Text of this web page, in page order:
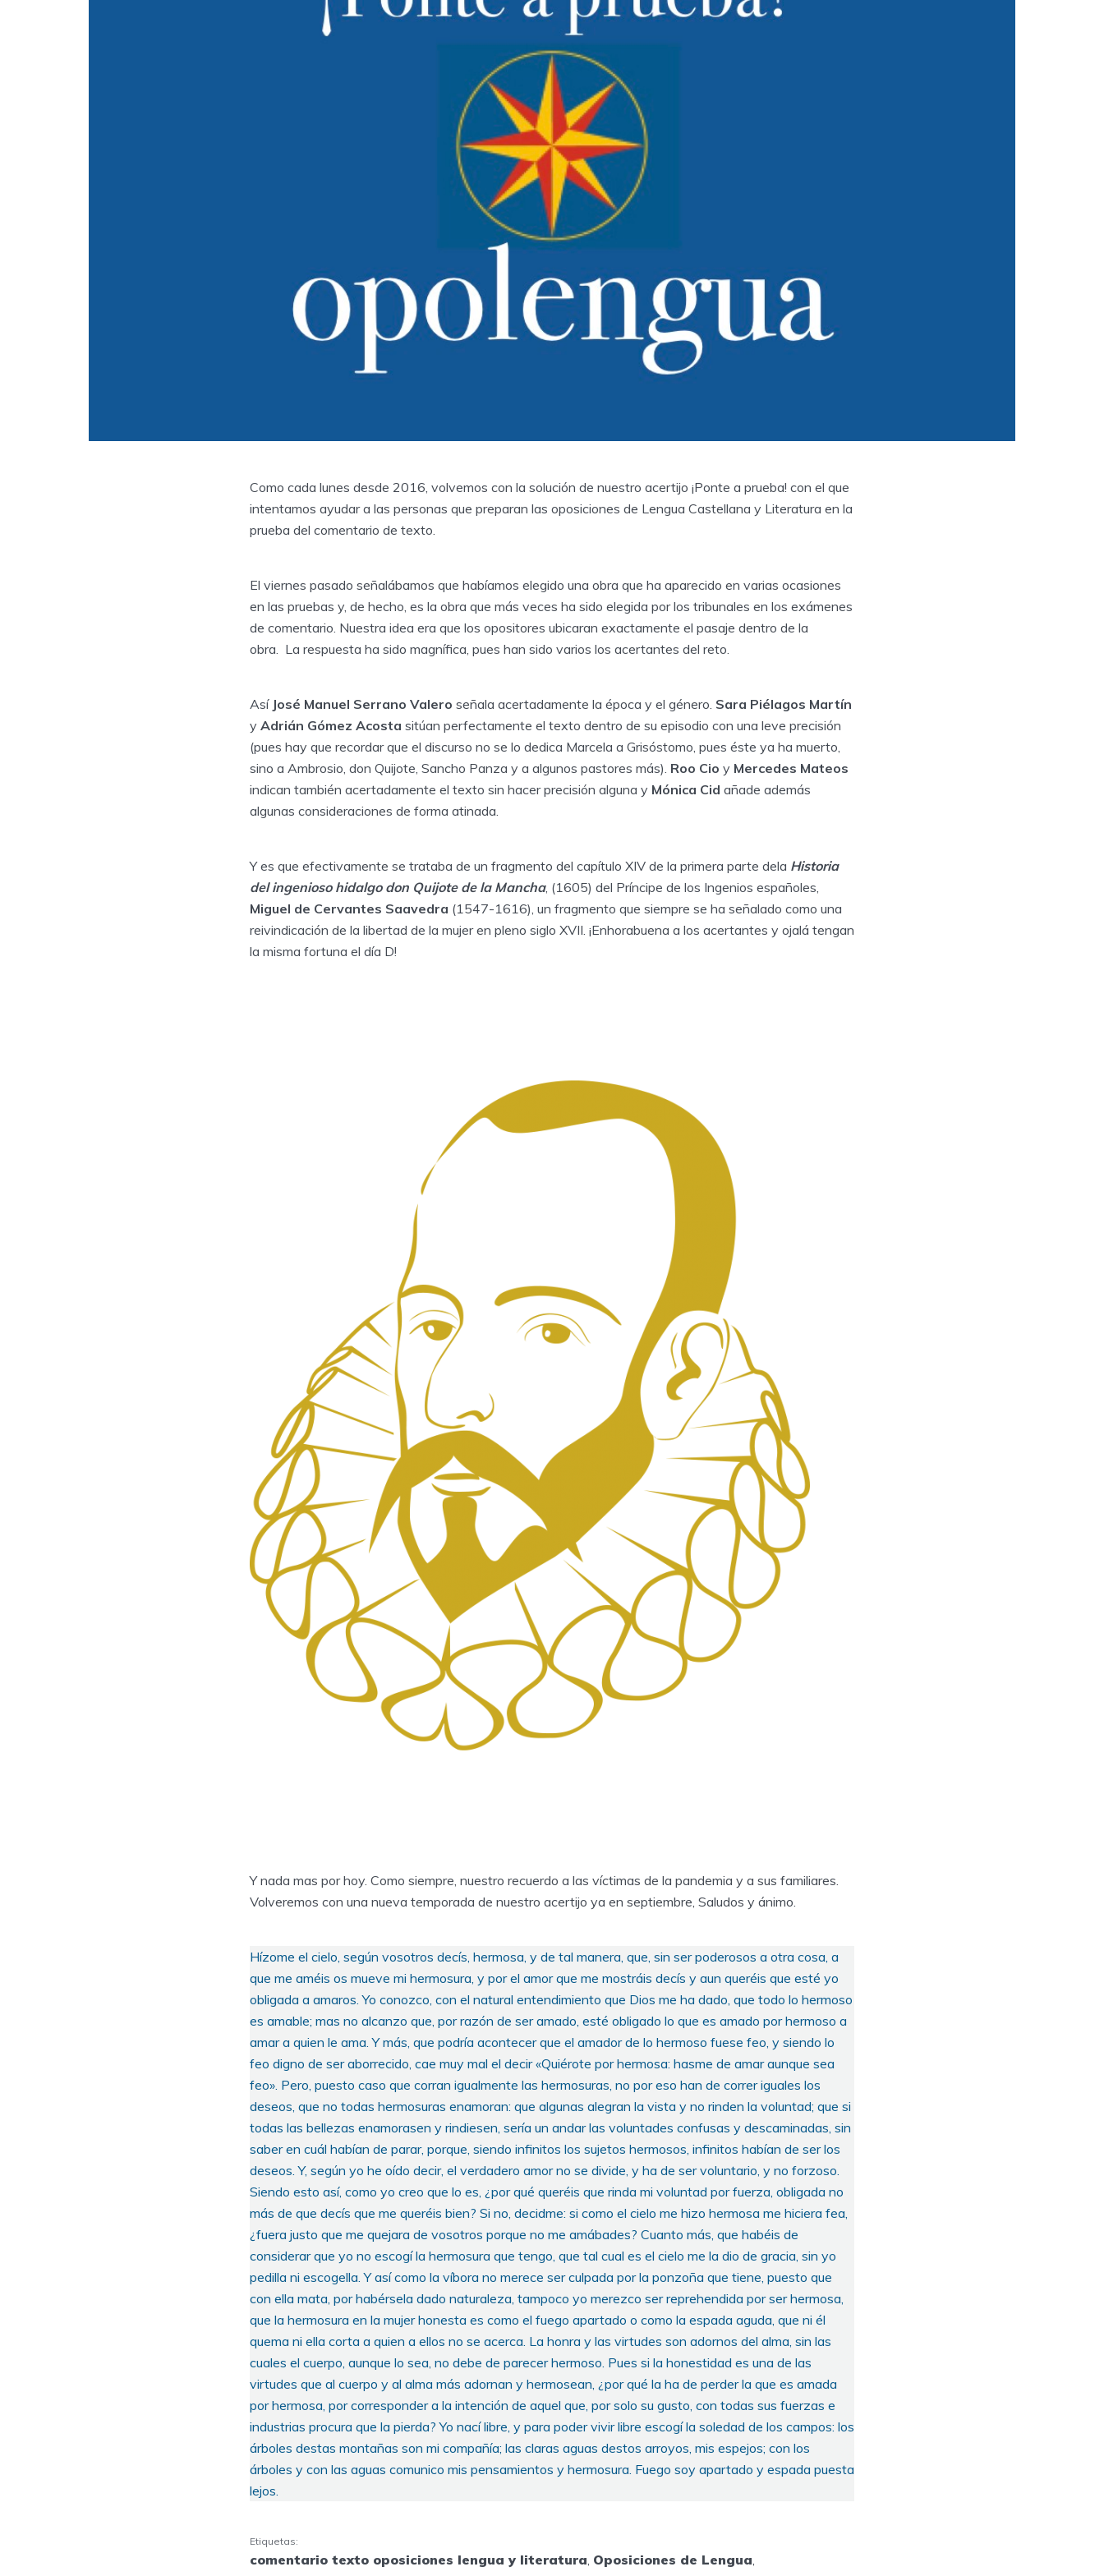
Como cada lunes desde 2016, volvemos con la solución de nuestro acertijo ¡Ponte a prueba! con el que
intentamos ayudar a las personas que preparan las oposiciones de Lengua Castellana y Literatura en la
prueba del comentario de texto.
El viernes pasado señalábamos que habíamos elegido una obra que ha aparecido en varias ocasiones
en las pruebas y, de hecho, es la obra que más veces ha sido elegida por los tribunales en los exámenes
de comentario. Nuestra idea era que los opositores ubicaran exactamente el pasaje dentro de la
obra. La respuesta ha sido magnífica, pues han sido varios los acertantes del reto.
Así José Manuel Serrano Valero señala acertadamente la época y el género. Sara Piélagos Martín
y Adrián Gómez Acosta sitúan perfectamente el texto dentro de su episodio con una leve precisión
(pues hay que recordar que el discurso no se lo dedica Marcela a Grisóstomo, pues éste ya ha muerto,
sino a Ambrosio, don Quijote, Sancho Panza y a algunos pastores más). Roo Cio y Mercedes Mateos
indican también acertadamente el texto sin hacer precisión alguna y Mónica Cid añade además
algunas consideraciones de forma atinada.
Y es que efectivamente se trataba de un fragmento del capítulo XIV de la primera parte dela Historia
del ingenioso hidalgo don Quijote de la Mancha, (1605) del Príncipe de los Ingenios españoles,
Miguel de Cervantes Saavedra (1547-1616), un fragmento que siempre se ha señalado como una
reivindicación de la libertad de la mujer en pleno siglo XVII. ¡Enhorabuena a los acertantes y ojalá tengan
la misma fortuna el día D!
Y nada mas por hoy. Como siempre, nuestro recuerdo a las víctimas de la pandemia y a sus familiares.
Volveremos con una nueva temporada de nuestro acertijo ya en septiembre, Saludos y ánimo.
Hízome el cielo, según vosotros decís, hermosa, y de tal manera, que, sin ser poderosos a otra cosa, a
que me améis os mueve mi hermosura, y por el amor que me mostráis decís y aun queréis que esté yo
obligada a amaros. Yo conozco, con el natural entendimiento que Dios me ha dado, que todo lo hermoso
es amable; mas no alcanzo que, por razón de ser amado, esté obligado lo que es amado por hermoso a
amar a quien le ama. Y más, que podría acontecer que el amador de lo hermoso fuese feo, y siendo lo
feo digno de ser aborrecido, cae muy mal el decir «Quiérote por hermosa: hasme de amar aunque sea
feo». Pero, puesto caso que corran igualmente las hermosuras, no por eso han de correr iguales los
deseos, que no todas hermosuras enamoran: que algunas alegran la vista y no rinden la voluntad; que si
todas las bellezas enamorasen y rindiesen, sería un andar las voluntades confusas y descaminadas, sin
saber en cuál habían de parar, porque, siendo infinitos los sujetos hermosos, infinitos habían de ser los
deseos. Y, según yo he oído decir, el verdadero amor no se divide, y ha de ser voluntario, y no forzoso.
Siendo esto así, como yo creo que lo es, ¿por qué queréis que rinda mi voluntad por fuerza, obligada no
más de que decís que me queréis bien? Si no, decidme: si como el cielo me hizo hermosa me hiciera fea,
¿fuera justo que me quejara de vosotros porque no me amábades? Cuanto más, que habéis de
considerar que yo no escogí la hermosura que tengo, que tal cual es el cielo me la dio de gracia, sin yo
pedilla ni escogella. Y así como la víbora no merece ser culpada por la ponzoña que tiene, puesto que
con ella mata, por habérsela dado naturaleza, tampoco yo merezco ser reprehendida por ser hermosa,
que la hermosura en la mujer honesta es como el fuego apartado o como la espada aguda, que ni él
quema ni ella corta a quien a ellos no se acerca. La honra y las virtudes son adornos del alma, sin las
cuales el cuerpo, aunque lo sea, no debe de parecer hermoso. Pues si la honestidad es una de las
virtudes que al cuerpo y al alma más adornan y hermosean, ¿por qué la ha de perder la que es amada
por hermosa, por corresponder a la intención de aquel que, por solo su gusto, con todas sus fuerzas e
industrias procura que la pierda? Yo nací libre, y para poder vivir libre escogí la soledad de los campos: los
árboles destas montañas son mi compañía; las claras aguas destos arroyos, mis espejos; con los
árboles y con las aguas comunico mis pensamientos y hermosura. Fuego soy apartado y espada puesta
lejos.
Etiquetas:
comentario texto oposiciones lengua y literatura Oposiciones de Lengua